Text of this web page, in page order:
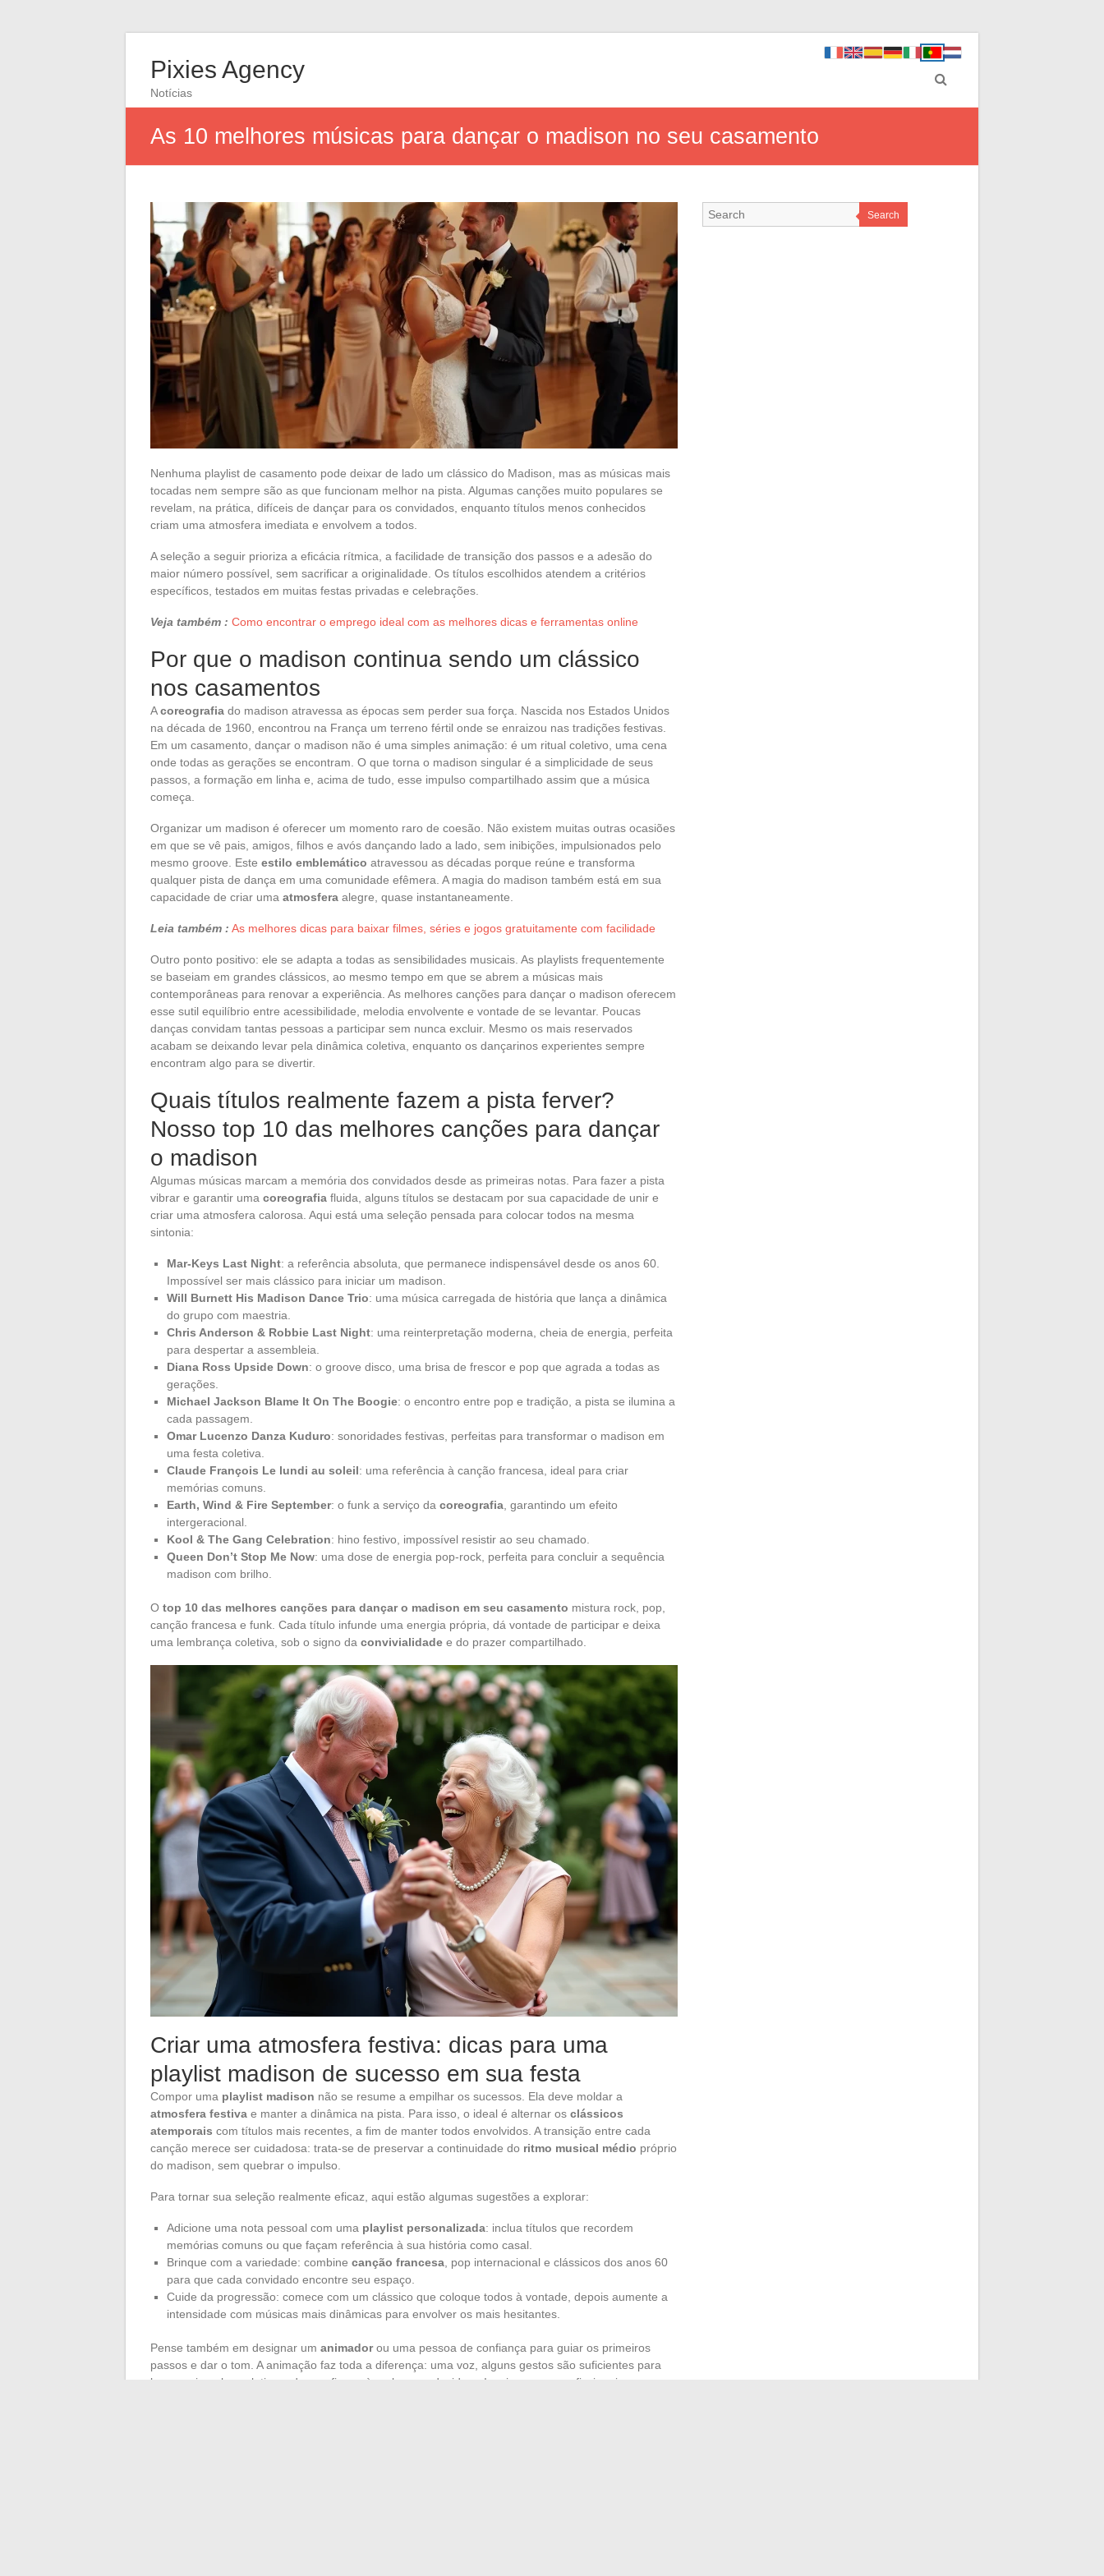
Pixies Agency
Notícias
As 10 melhores músicas para dançar o madison no seu casamento
Nenhuma playlist de casamento pode deixar de lado um clássico do Madison, mas as músicas mais
tocadas nem sempre são as que funcionam melhor na pista. Algumas canções muito populares se
revelam, na prática, difíceis de dançar para os convidados, enquanto títulos menos conhecidos
criam uma atmosfera imediata e envolvem a todos.
A seleção a seguir prioriza a eficácia rítmica, a facilidade de transição dos passos e a adesão do
maior número possível, sem sacrificar a originalidade. Os títulos escolhidos atendem a critérios
específicos, testados em muitas festas privadas e celebrações.
Veja também : Como encontrar o emprego ideal com as melhores dicas e ferramentas online
Por que o madison continua sendo um clássico
nos casamentos
Acoreografia do madison atravessa as épocas sem perder sua força. Nascida nos Estados Unidos
na década de 1960, encontrou na França um terreno fértil onde se enraizou nas tradições festivas.
Em um casamento, dançar o madison não é uma simples animação: é um ritual coletivo, uma cena
onde todas as gerações se encontram. O que torna o madison singular é a simplicidade de seus
passos, a formação em linha e, acima de tudo, esse impulso compartilhado assim que a música
começa.
Organizar um madison é oferecer um momento raro de coesão. Não existem muitas outras ocasiões
em que se vê pais, amigos, filhos e avós dançando lado a lado, sem inibições, impulsionados pelo
mesmo groove. Este estilo emblemático atravessou as décadas porque reúne e transforma
qualquer pista de dança em uma comunidade efêmera. A magia do madison também está em sua
capacidade de criar uma atmosfera alegre, quase instantaneamente.
Leia também : As melhores dicas para baixar filmes, séries e jogos gratuitamente com facilidade
Outro ponto positivo: ele se adapta a todas as sensibilidades musicais. As playlists frequentemente
se baseiam em grandes clássicos, ao mesmo tempo em que se abrem a músicas mais
contemporâneas para renovar a experiência. As melhores canções para dançar o madison oferecem
esse sutil equilíbrio entre acessibilidade, melodia envolvente e vontade de se levantar. Poucas
danças convidam tantas pessoas a participar sem nunca excluir. Mesmo os mais reservados
acabam se deixando levar pela dinâmica coletiva, enquanto os dançarinos experientes sempre
encontram algo para se divertir.
Quais títulos realmente fazem a pista ferver?
Nosso top 10 das melhores canções para dançar
o madison
Algumas músicas marcam a memória dos convidados desde as primeiras notas. Para fazer a pista
vibrar e garantir uma coreografia fluida, alguns títulos se destacam por sua capacidade de unir e
criar uma atmosfera calorosa. Aqui está uma seleção pensada para colocar todos na mesma
sintonia:
Mar-Keys Last Night: a referência absoluta, que permanece indispensável desde os anos 60.
Impossível ser mais clássico para iniciar um madison.
Will Burnett His Madison Dance Trio: uma música carregada de história que lança a dinâmica
do grupo com maestria.
Chris Anderson & Robbie Last Night: uma reinterpretação moderna, cheia de energia, perfeita
para despertar a assembleia.
Diana Ross Upside Down: o groove disco, uma brisa de frescor e pop que agrada a todas as
gerações.
Michael Jackson Blame It On The Boogie: o encontro entre pop e tradição, a pista se ilumina a
cada passagem.
Omar Lucenzo Danza Kuduro: sonoridades festivas, perfeitas para transformar o madison em
uma festa coletiva.
Claude François Le lundi au soleil: uma referência à canção francesa, ideal para criar
memórias comuns.
Earth, Wind & Fire September: o funk a serviço da coreografia , garantindo um efeito
intergeracional.
Kool & The Gang Celebration: hino festivo, impossível resistir ao seu chamado.
Queen Don’t Stop Me Now: uma dose de energia pop-rock, perfeita para concluir a sequência
madison com brilho.
O top 10 das melhores canções para dançar o madison em seu casamento mistura rock, pop,
canção francesa e funk. Cada título infunde uma energia própria, dá vontade de participar e deixa
uma lembrança coletiva, sob o signo da convivialidade e do prazer compartilhado.
Criar uma atmosfera festiva: dicas para uma
playlist madison de sucesso em sua festa
Compor uma playlist madison não se resume a empilhar os sucessos. Ela deve moldar a
atmosfera festiva e manter a dinâmica na pista. Para isso, o ideal é alternar os clássicos
atemporais com títulos mais recentes, a fim de manter todos envolvidos. A transição entre cada
canção merece ser cuidadosa: trata-se de preservar a continuidade do ritmo musical médio próprio
do madison, sem quebrar o impulso.
Para tornar sua seleção realmente eficaz, aqui estão algumas sugestões a explorar:
Adicione uma nota pessoal com uma playlist personalizada: inclua títulos que recordem
memórias comuns ou que façam referência à sua história como casal.
Brinque com a variedade: combine canção francesa , pop internacional e clássicos dos anos 60
para que cada convidado encontre seu espaço.
Cuide da progressão: comece com um clássico que coloque todos à vontade, depois aumente a
intensidade com músicas mais dinâmicas para envolver os mais hesitantes.
Pense também em designar um animadorou uma pessoa de confiança para guiar os primeiros
passos e dar o tom. A animação faz toda a diferença: uma voz, alguns gestos são suficientes para
lançar o impulso coletivo e dar confiança àqueles que duvidam. Inspire-se em profissionais como
Search